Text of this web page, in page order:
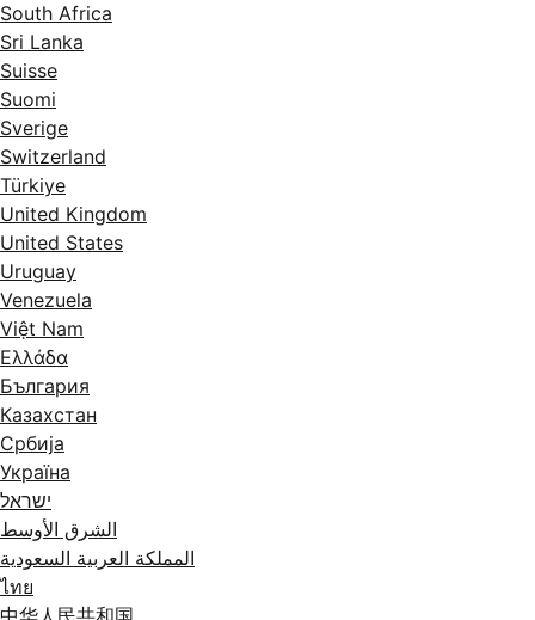
South Africa
Sri Lanka
Suisse
Suomi
Sverige
Switzerland
Türkiye
United Kingdom
United States
Uruguay
Venezuela
Việt Nam
Ελλάδα
България
Казахстан
Србија
Україна
ישראל
الشرق الأوسط
المملكة العربية السعودية
ไทย
中华人民共和国